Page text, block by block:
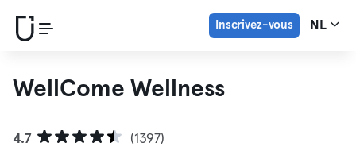
Inscrivez-vous NL
WellCome Wellness
4.7
(1397)